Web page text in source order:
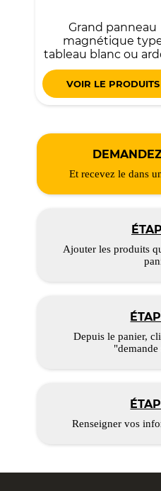
Grand panneau
magnétique
tableau blanc ou
VOIR LE PRODUITS
Et recevez le dans
Ajouter les produits
Depuis le panier,
Renseigner vos